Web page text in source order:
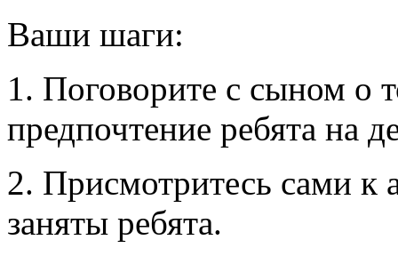
Ваши шаги:
1. Поговорите с сыном о
предпочтение ребята на
2. Присмотритесь сами к
заняты ребята.